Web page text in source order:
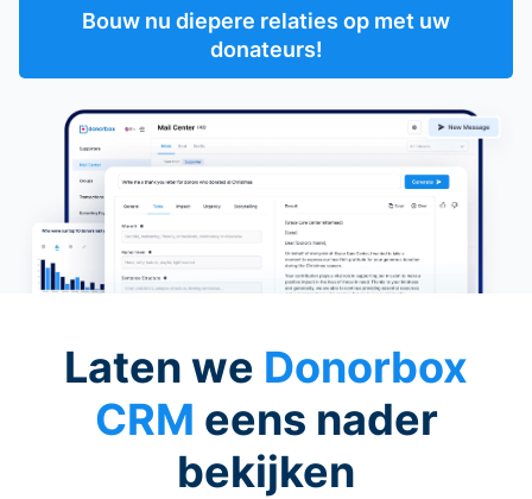
Bouw nu diepere relaties op met uw
donateurs!
Laten we Donorbox
CRM eens nader
bekijken